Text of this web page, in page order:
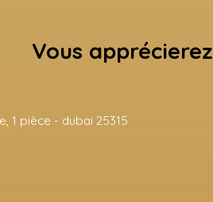
Vous apprécierez